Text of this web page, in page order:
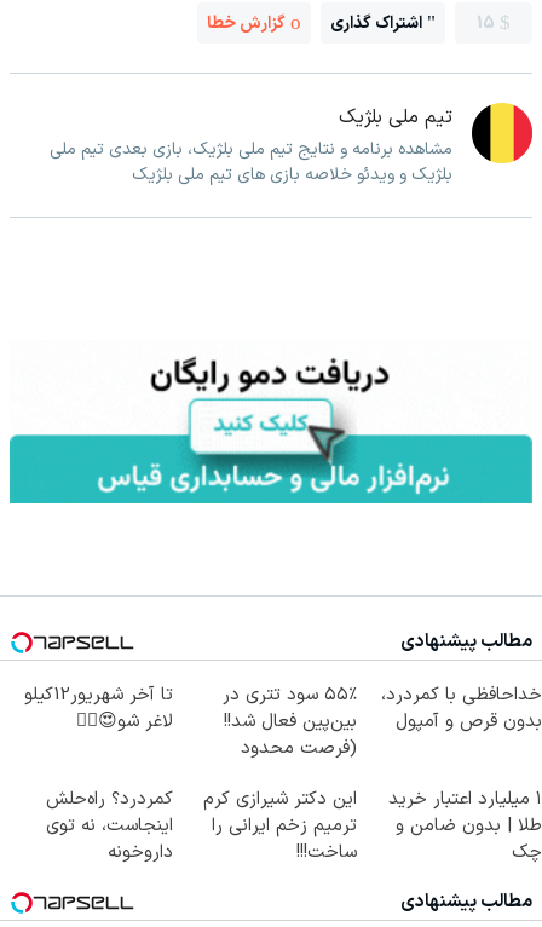
15 اشتراک گذاری گزارش خطا
تیم ملی بلژیک
مشاهده برنامه و نتایج تیم ملی بلژیک، بازی بعدی تیم ملی
بلژیک و ویدئو خلاصه بازی های تیم ملی بلژیک
مطالب پیشنهادی
خداحافظی با کمردرد،
بدون قرص و آمپول
۵۵٪ سود تتری در
بین‌پین فعال شد!!
(فرصت محدود
تا آخر شهریور12کیلو
لاغر شو😍👌🏻
۱ میلیارد اعتبار خرید
طلا | بدون ضامن و
چک
این دکتر شیرازی کرم
ترمیم زخم ایرانی را
ساخت!!!
کمردرد؟ راه‌حلش
اینجاست، نه توی
داروخونه
مطالب پیشنهادی